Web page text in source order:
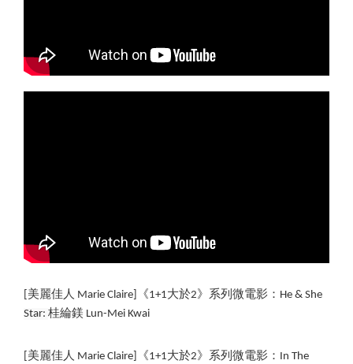
美麗佳人 Marie Claire]《1+1大於2》系列微電影：He & She
Star: 桂綸鎂 Lun-Mei Kwai
[美麗佳人 Marie Claire]《1+1大於2》系列微電影：In The